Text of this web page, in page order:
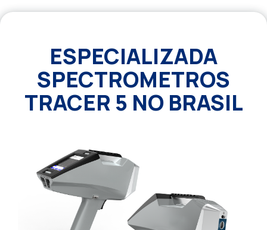
ESPECIALIZADA
SPECTROMETROS
TRACER 5 NO BRASIL